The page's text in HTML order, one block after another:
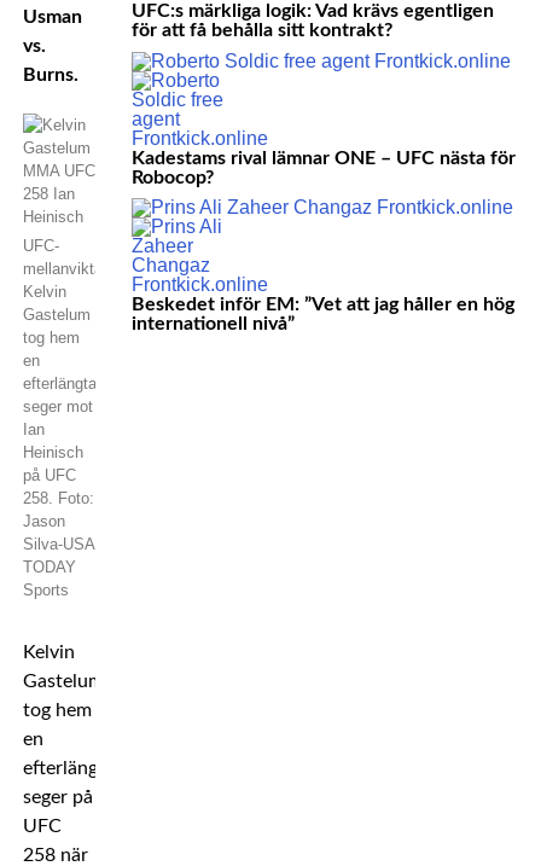
Usman
vs.
Burns.
UFC-
mellanviktaren
Kelvin
Gastelum
tog hem
en
efterlängtad
seger mot
Ian
Heinisch
på UFC
258. Foto:
Jason
Silva-USA
TODAY
Sports
Kelvin
Gastelum
tog hem
en
efterlängtad
seger på
UFC
258 när
UFC:s märkliga logik: Vad krävs egentligen
för att få behålla sitt kontrakt?
Kadestams rival lämnar ONE – UFC nästa för
Robocop?
Beskedet inför EM: ”Vet att jag håller en hög
internationell nivå”